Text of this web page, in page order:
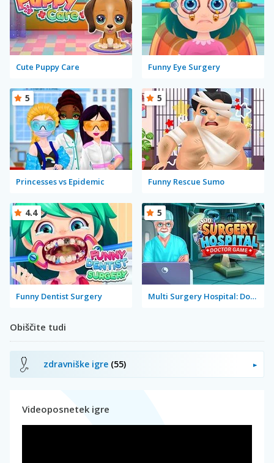
Cute Puppy Care Funny Eye Surgery
Princesses vs Epidemic
5
Funny Rescue Sumo
5
Funny Dentist Surgery
4.4
Multi Surgery Hospital: Doctor Game
5
Obiščite tudi
zdravniške igre (55)
Videoposnetek igre